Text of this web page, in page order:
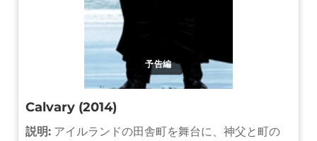
予告編
Calvary (2014)
説明: アイルランドの田舎町を舞台に、神父と町の